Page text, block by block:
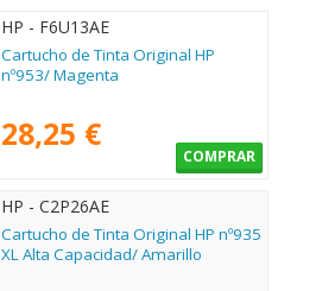
HP - F6U13AE
Cartucho de Tinta Original HP
nº953/ Magenta
28,25 €
COMPRAR
HP - C2P26AE
Cartucho de Tinta Original HP nº935
XL Alta Capacidad/ Amarillo